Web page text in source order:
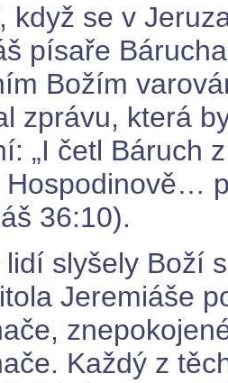
když se v
písaře
Božím
zprávu, která
„I četl Báruch
Hospodinově…
36:10).
slyšely Boží
Jeremiáše
Každý z